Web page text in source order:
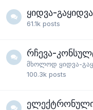
ყიდვა-გაყიდვა
61.1k posts
რჩევა-
მხოლოდ ყიდვა-
100.3k posts